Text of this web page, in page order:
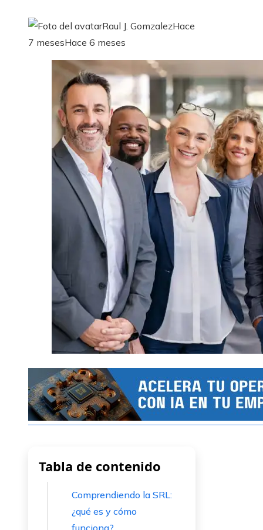
Raul J. GomzalezHace
7 mesesHace 6 meses
Tabla de contenido
Comprendiendo la SRL:
¿qué es y cómo